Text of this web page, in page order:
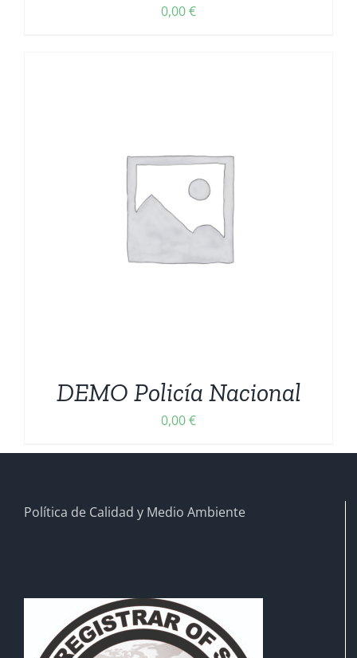
0,00€
DEMO Policía Nacional
0,00€
Política de Calidad y Medio Ambiente